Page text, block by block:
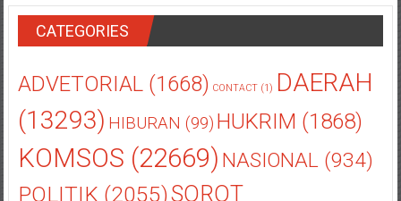
CATEGORIES
ADVETORIAL(1668) CONTACT(1) DAERAH
(13293) HIBURAN (99) HUKRIM (1868)
KOMSOS (22669) NASIONAL(934)
POLITIK (2055)SOROT